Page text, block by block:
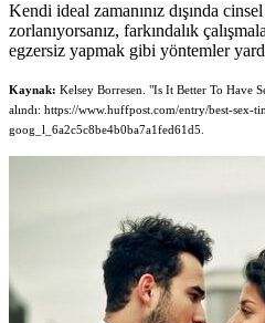
Kendi ideal zamanınız dışında
zorlanıyorsanız, farkındalık
egzersiz yapmak gibi yöntemler
Kaynak: Kelsey Borresen. "Is It Better To Have
alındı: https://www.huffpost.com/entry/best-sex-
goog_l_6a2c5c8be4b0ba7a1fed61d5.